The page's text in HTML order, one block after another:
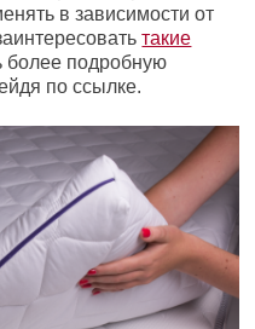
в зависимости от
такие
более подробную
по ссылке.